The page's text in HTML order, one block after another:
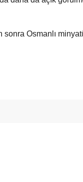
Osmanlı